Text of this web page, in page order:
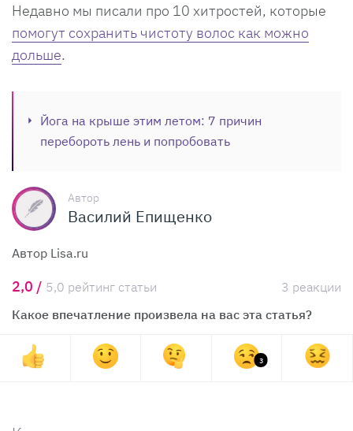
Недавно мы писали про 10 хитростей, которые
помогут сохранить чистоту волос как можно
дольше.
Йога на крыше этим летом: 7 причин
перебороть лень и попробовать
Автор
Василий Епищенко
Автор Lisa.ru
2,0 / 5,0 рейтинг статьи
3 реакции
Какое впечатление произвела на вас эта статья?
3